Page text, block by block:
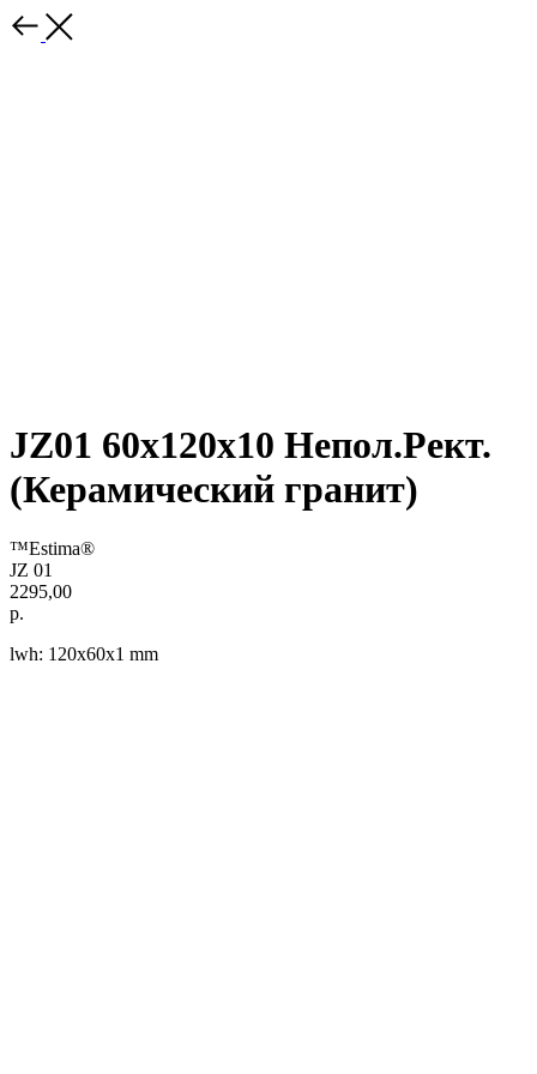
JZ01 60x120x10 Непол.Рект.
(Керамический гранит)
™Estima®
JZ 01
2295,00
р.
lwh: 120x60x1 mm